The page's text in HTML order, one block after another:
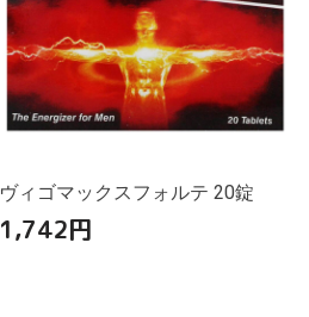
ヴィゴマックスフォルテ 20錠
1,742円